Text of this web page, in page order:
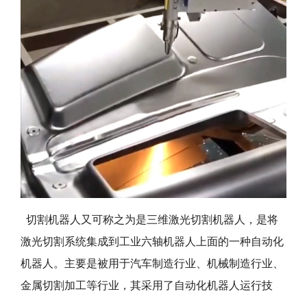
切割机器人又可称之为是三维激光切割机器人，是将
激光切割系统集成到工业六轴机器人上面的一种自动化
机器人。主要是被用于汽车制造行业、机械制造行业、
金属切割加工等行业，其采用了自动化机器人运行技